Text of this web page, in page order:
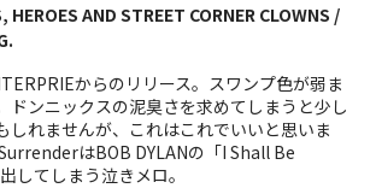
HEROES AND STREET CORNER CLOWNS /
からのリリース。スワンプ色が弱ま
ドンニックスの泥臭さを求めてしまうと少し
しれませんが、これはこれでいいと思いま
はBOB DYLANの「I Shall Be
してしまう泣きメロ。